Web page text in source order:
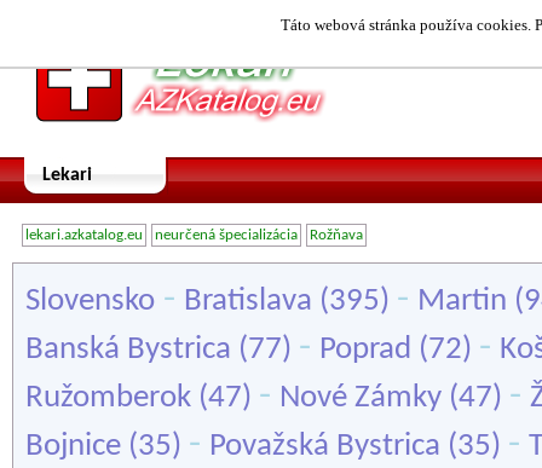
Táto webová stránka používa cookies.
Lekari
lekari.azkatalog.eu neurčená špecializácia Rožňava
Slovensko - Bratislava (395) - Martin
Banská Bystrica (77) - Poprad (72) -
Ružomberok (47) - Nové Zámky (47) -
Bojnice (35) - Považská Bystrica (35) -